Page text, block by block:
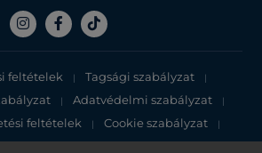
feltételek | Tagsági szabályzat |
| Adatvédelmi szabályzat |
feltételek | Cookie szabályzat |
tájékoztató